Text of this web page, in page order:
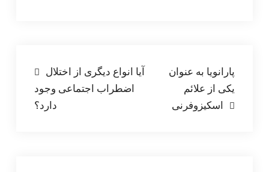
راهبری
نوشته
آیا انواع دیگری از اختلال
اضطراب اجتماعی وجود
دارد؟
پارانویا به عنوان
یکی از علائم
اسکیزوفرنی